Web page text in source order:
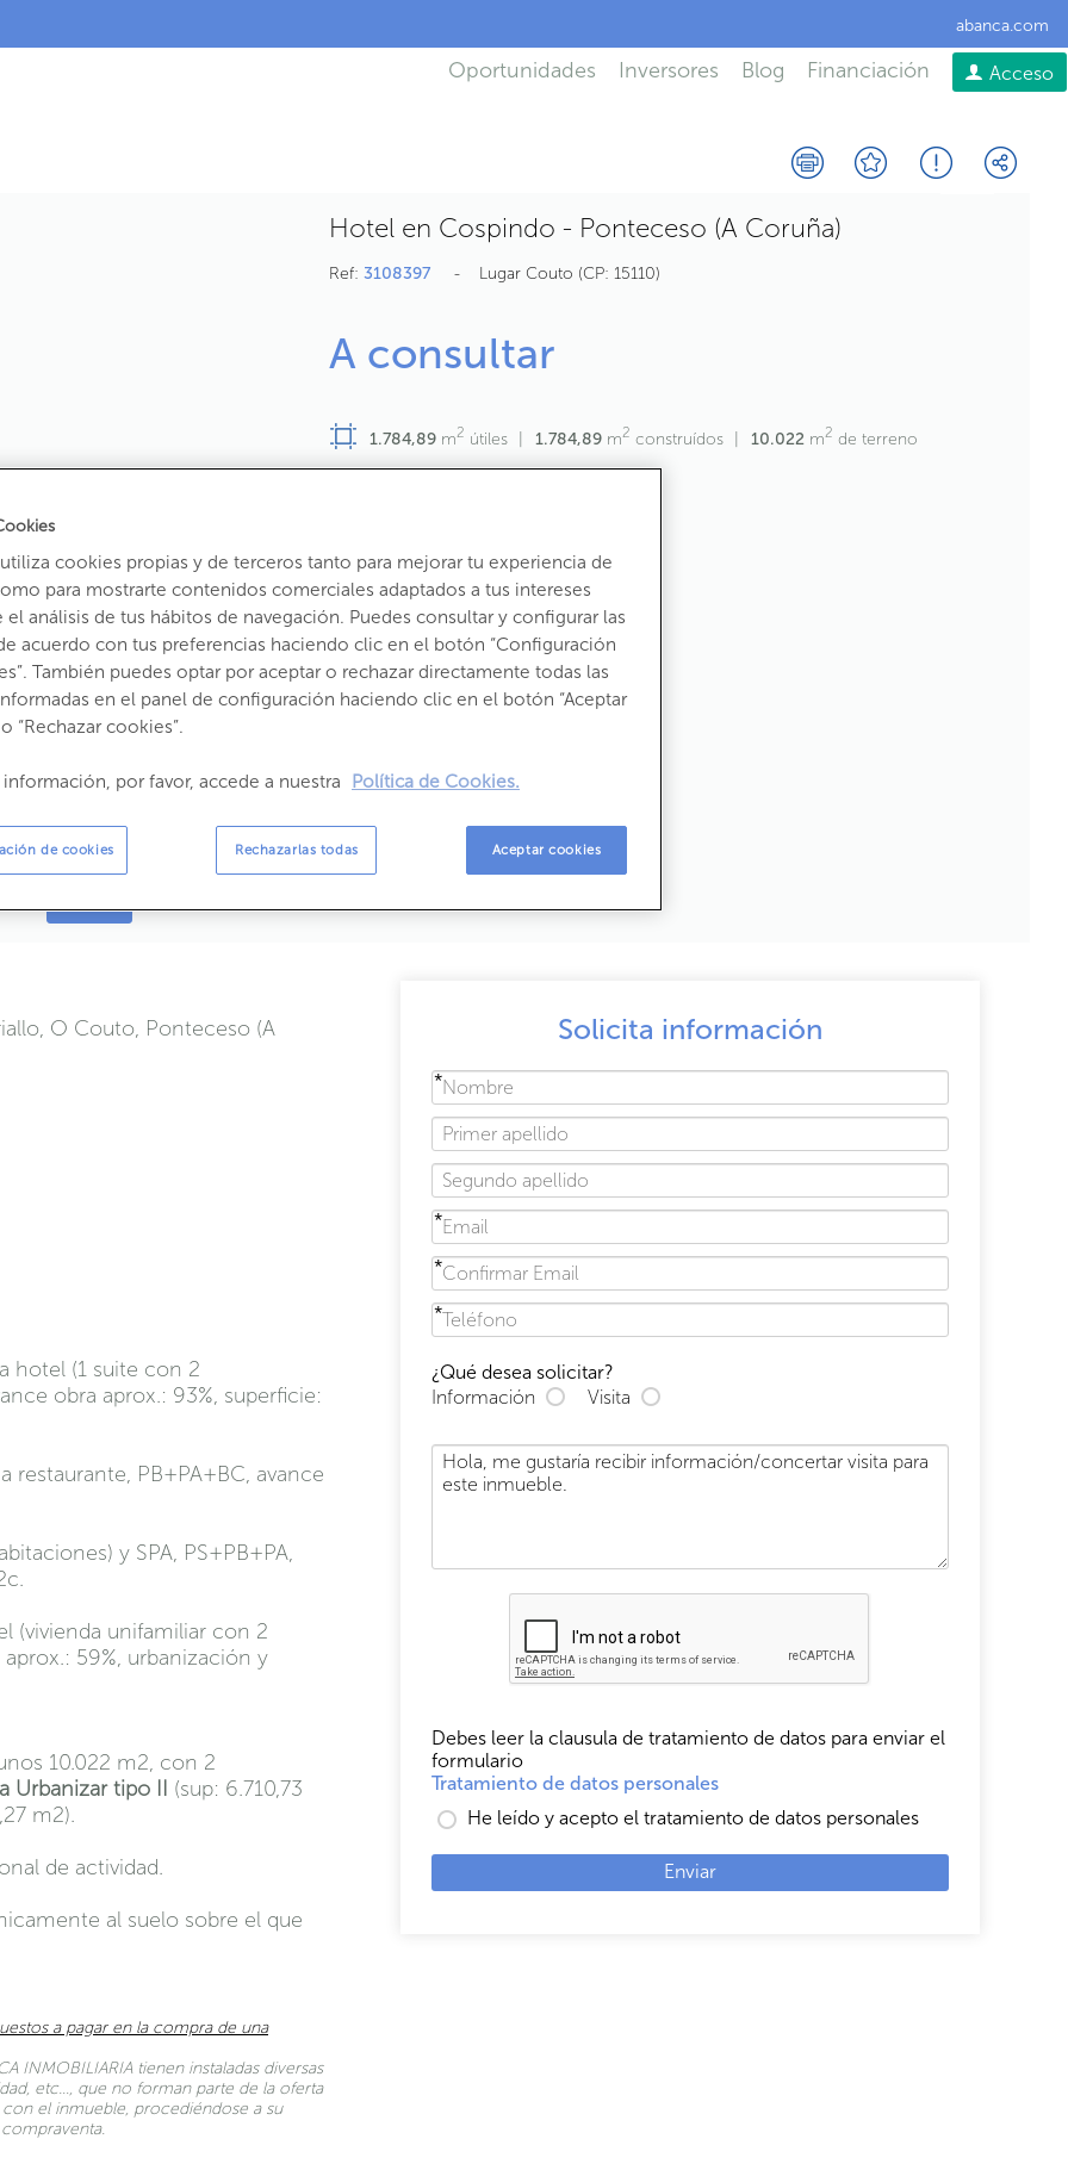
abanca.com
Oportunidades Inversores Blog Financiación Acceso
Videos
Hotel en Cospindo - Ponteceso (A Coruña)
Ref: 3108397 Lugar Couto CP: 15110
A consultar
1.784,89 m2 útiles 1.784,89 m2 construídos 10.022 m2 de terreno
Propietario:
O Couto, Ponteceso (A
hotel (1 suite con 2
obra aprox.: 93%, superficie:
restaurante, PB+PA+BC, avance
y SPA, PS+PB+PA,
(vivienda unifamiliar con 2
59%, urbanización y
10.022 m2, con 2
Urbanizar tipo II (sup: 6.710,73
m2).
de actividad.
al suelo sobre el que
a pagar en la compra de una
INMOBILIARIA tienen instaladas diversas
etc…, que no forman parte de la oferta
el inmueble, procediéndose a su
Solicita información
¿Qué desea solicitar?
Información
Visita
Debes leer la clausula de tratamiento de datos para enviar el
formulario
Tratamiento de datos personales
He leído y acepto el tratamiento de datos personales
Enviar
utiliza cookies propias y de terceros tanto para mejorar tu experiencia de
para mostrarte contenidos comerciales adaptados a tus intereses
el análisis de tus hábitos de navegación. Puedes consultar y configurar las
acuerdo con tus preferencias haciendo clic en el botón “Configuración
También puedes optar por aceptar o rechazar directamente todas las
en el panel de configuración haciendo clic en el botón “Aceptar
“Rechazar cookies”.
información, por favor, accede a nuestra Política de Cookies.
de cookies Aceptar cookies
Rechazarlas todas